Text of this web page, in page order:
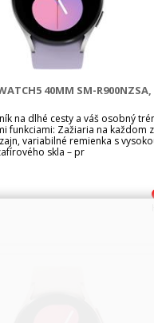
40MM SM-R900NZSA,
na dlhé cesty a váš osobný
funkciami: Zažiaria na každom
variabilné remienka s
skla – pr